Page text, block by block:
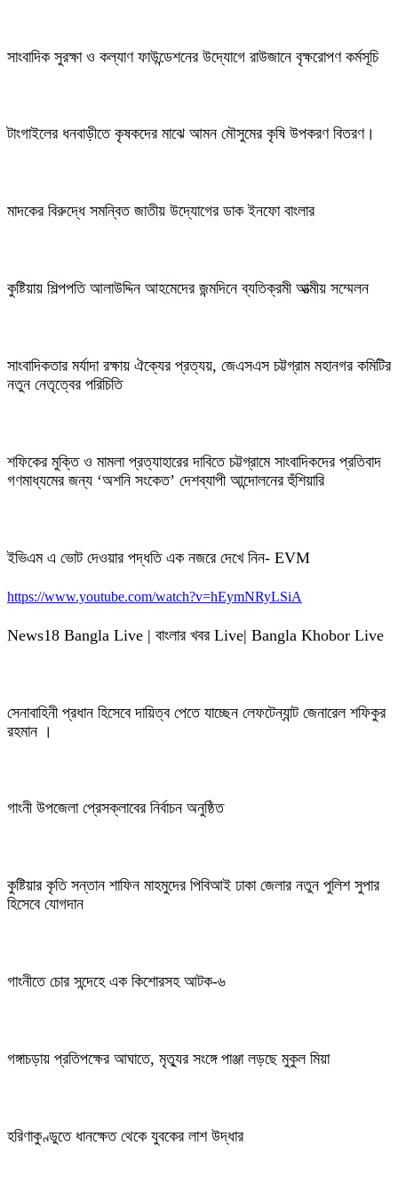
সাংবাদিক সুরক্ষা ও কল্যাণ ফাউন্ডেশনের উদ্যোগে রাউজানে বৃক্ষরোপণ কর্মসূচি
টাংগাইলের ধনবাড়ীতে কৃষকদের মাঝে আমন মৌসুমের কৃষি উপকরণ বিতরণ।
মাদকের বিরুদ্ধে সমন্বিত জাতীয় উদ্যোগের ডাক ইনফো বাংলার
কুষ্টিয়ায় শিল্পপতি আলাউদ্দিন আহমেদের জন্মদিনে ব্যতিক্রমী আত্মীয় সম্মেলন
সাংবাদিকতার মর্যাদা রক্ষায় ঐক্যের প্রত্যয়, জেএসএস চট্টগ্রাম মহানগর কমিটির
নতুন নেতৃত্বের পরিচিতি
শফিকের মুক্তি ও মামলা প্রত্যাহারের দাবিতে চট্টগ্রামে সাংবাদিকদের প্রতিবাদ
গণমাধ্যমের জন্য ‘অশনি সংকেত’ দেশব্যাপী আন্দোলনের হুঁশিয়ারি
ইভিএম এ ভোট দেওয়ার পদ্ধতি এক নজরে দেখে নিন- EVM
https://www.youtube.com/watch?v=hEymNRyLSiA
News18 Bangla Live | বাংলার খবর Live| Bangla Khobor Live
সেনাবাহিনী প্রধান হিসেবে দায়িত্ব পেতে যাচ্ছেন লেফটেন্যান্ট জেনারেল শফিকুর
রহমান ।
গাংনী উপজেলা প্রেসক্লাবের নির্বাচন অনুষ্ঠিত
কুষ্টিয়ার কৃতি সন্তান শাফিন মাহমুদের পিবিআই ঢাকা জেলার নতুন পুলিশ সুপার
হিসেবে যোগদান
গাংনীতে চোর সন্দেহে এক কিশোরসহ আটক-৬
গঙ্গাচড়ায় প্রতিপক্ষের আঘাতে, মৃত্যুর সংঙ্গে পাঞ্জা লড়ছে মুকুল মিয়া
হরিণাকুণ্ডুতে ধানক্ষেত থেকে যুবকের লাশ উদ্ধার